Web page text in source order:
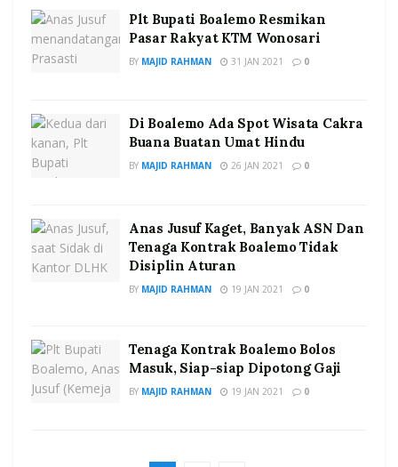
Plt Bupati Boalemo Resmikan
Pasar Rakyat KTM Wonosari
BY MAJID RAHMAN 31 JAN 2021 0
Di Boalemo Ada Spot Wisata Cakra
Buana Buatan Umat Hindu
BY MAJID RAHMAN 26 JAN 2021 0
Anas Jusuf Kaget, Banyak ASN Dan
Tenaga Kontrak Boalemo Tidak
Disiplin Aturan
BY MAJID RAHMAN 19 JAN 2021 0
Tenaga Kontrak Boalemo Bolos
Masuk, Siap-siap Dipotong Gaji
BY MAJID RAHMAN 19 JAN 2021 0